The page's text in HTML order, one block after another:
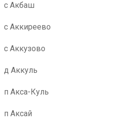
с Акбаш
с Аккиреево
с Аккузово
д Аккуль
п Акса-Куль
п Аксай